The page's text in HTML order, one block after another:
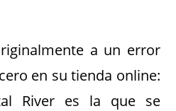
a un error
en su tienda online:
River es la que se